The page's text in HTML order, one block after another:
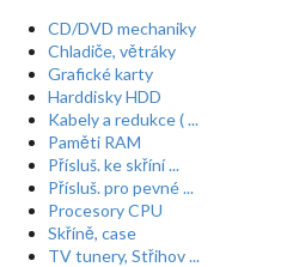
CD/DVD mechaniky
Chladiče, větráky
Grafické karty
Harddisky HDD
Kabely a redukce ( ...
Paměti RAM
Přísluš. ke skříní ...
Přísluš. pro pevné ...
Procesory CPU
Skříně, case
TV tunery, Střihov ...